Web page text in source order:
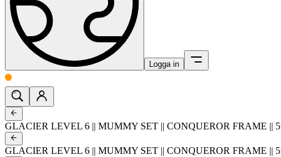
Logga in
GLACIER LEVEL 6 || MUMMY SET || CONQUEROR FRAME
GLACIER LEVEL 6 || MUMMY SET || CONQUEROR FRAME